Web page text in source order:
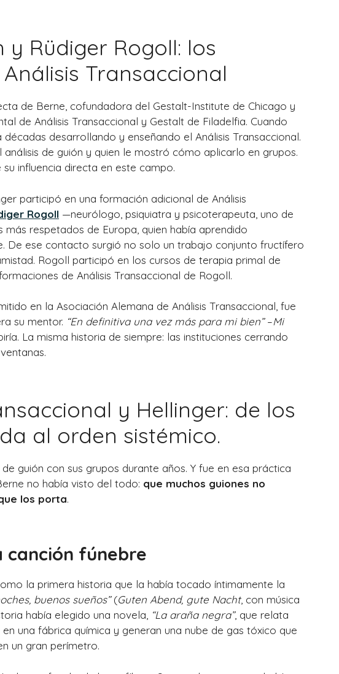
y Rüdiger Rogoll: los
Transaccional
de Berne, cofundadora del Gestalt-Institute de Chicago y
de Análisis Transaccional y Gestalt de Filadelfia. Cuando
desarrollando y enseñando el Análisis Transaccional.
análisis de guión y quien le mostró cómo aplicarlo en grupos.
influencia directa en este campo.
participó en una formación adicional de Análisis
Rogoll —neurólogo, psiquiatra y psicoterapeuta, uno de
más respetados de Europa, quien había aprendido
De ese contacto surgió no solo un trabajo conjunto fructífero
Rogoll participó en los cursos de terapia primal de
de Análisis Transaccional de Rogoll.
en la Asociación Alemana de Análisis Transaccional, fue
su mentor. “En definitiva una vez más para mi bien”–Mi
La misma historia de siempre: las instituciones cerrando
y Hellinger: de los
al orden sistémico.
guión con sus grupos durante años. Y fue en esa práctica
no había visto del todo: que muchos guiones no
los porta.
canción fúnebre
la primera historia que la había tocado íntimamente la
buenos sueños”(Guten Abend, gute Nacht, con música
había elegido una novela, “La araña negra”, que relata
una fábrica química y generan una nube de gas tóxico que
un gran perímetro.